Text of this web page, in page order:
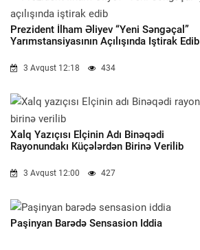
Prezident İlham Əliyev “Yeni Səngəçal”
Yarımstansiyasının Açılışında Iştirak Edib
3 Avqust 12:18 434
Xalq Yazıçısı Elçinin Adı Binəqədi
Rayonundakı Küçələrdən Birinə Verilib
3 Avqust 12:00 427
Paşinyan Barədə Sensasion Iddia